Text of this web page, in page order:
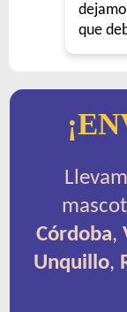
que
Córdoba,
Unquillo,